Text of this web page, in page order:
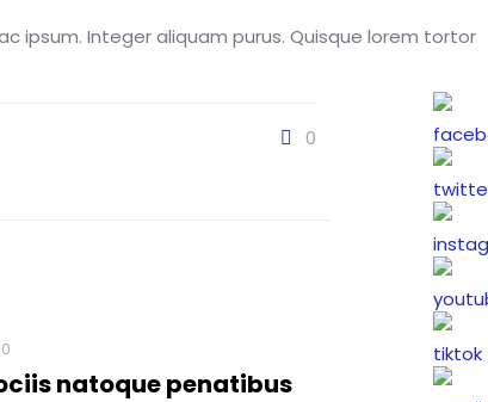
ipsum. Integer aliquam purus. Quisque lorem tortor
0
natoque penatibus